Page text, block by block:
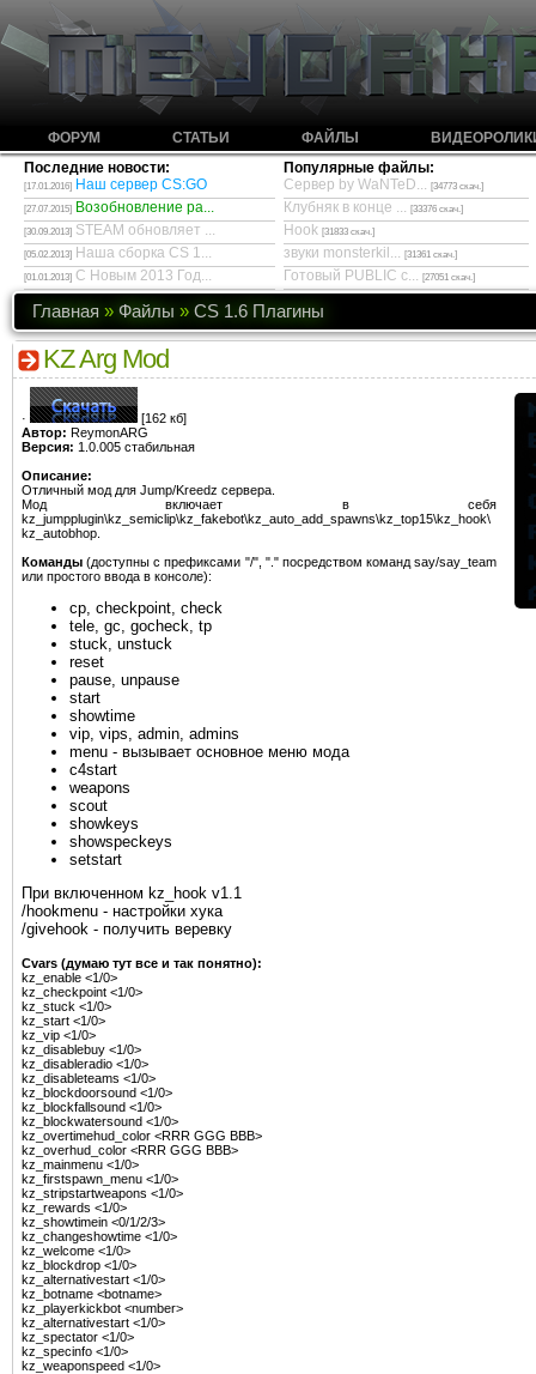
ФОРУМ СТАТЬИ ФАЙЛЫ
Последние новости:
[17.01.2016] Наш сервер CS:GO
[27.07.2015] Возобновление ра...
[30.09.2013] STEAM обновляет ...
[05.02.2013] Наша сборка CS 1...
[01.01.2013] С Новым 2013 Год...
Популярные файлы:
Сервер by WaNTeD... [34773 скач.]
Клубняк в конце ... [33376 скач.]
Hook [31833 скач.]
звуки monsterkil... [31361 скач.]
Готовый PUBLIC с... [27051 скач.]
Главная » Файлы » CS 1.6 Плагины
KZ Arg Mod
·
[162 кб]
Автор: ReymonARG
Версия: 1.0.005 стабильная
Описание:
Отличный мод для Jump/Kreedz сервера.
Мод включает в себя
kz_jumpplugin\kz_semiclip\kz_fakebot\kz_auto_add_spawns\kz_top15\kz_hook\
kz_autobhop.
Команды (доступны с префиксами "/", "." посредством команд say/say_team
или простого ввода в консоле):
cp, checkpoint, check
tele, gc, gocheck, tp
stuck, unstuck
reset
pause, unpause
start
showtime
vip, vips, admin, admins
menu - вызывает основное меню мода
c4start
weapons
scout
showkeys
showspeckeys
setstart
При включенном kz_hook v1.1
/hookmenu - настройки хука
/givehook - получить веревку
Cvars (думаю тут все и так понятно):
kz_enable <1/0>
kz_checkpoint <1/0>
kz_stuck <1/0>
kz_start <1/0>
kz_vip <1/0>
kz_disablebuy <1/0>
kz_disableradio <1/0>
kz_disableteams <1/0>
kz_blockdoorsound <1/0>
kz_blockfallsound <1/0>
kz_blockwatersound <1/0>
kz_overtimehud_color <RRR GGG BBB>
kz_overhud_color <RRR GGG BBB>
kz_mainmenu <1/0>
kz_firstspawn_menu <1/0>
kz_stripstartweapons <1/0>
kz_rewards <1/0>
kz_showtimein <0/1/2/3>
kz_changeshowtime <1/0>
kz_welcome <1/0>
kz_blockdrop <1/0>
kz_alternativestart <1/0>
kz_botname <botname>
kz_playerkickbot <number>
kz_alternativestart <1/0>
kz_spectator <1/0>
kz_specinfo <1/0>
kz_weaponspeed <1/0>